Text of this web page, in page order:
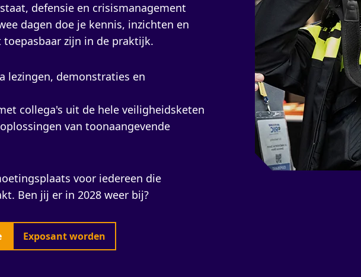
defensie en crisismanagement
dagen doe je kennis, inzichten en
zijn in de praktijk.
lezingen, demonstraties en
collega's uit de hele veiligheidsketen
van toonaangevende
voor iedereen die
Ben jij er in 2028 weer bij?
Exposant worden